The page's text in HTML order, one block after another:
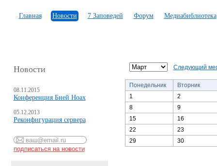
Главная Новости 7 Заповедей Форум Медиабиблиотека
Новости
08.11.2015
Конференция Бней Ноах
05.12.2013
Реконфигурация сервера
Следующий
Понедельник
Вторник
1
2
8
9
15
16
22
23
29
30